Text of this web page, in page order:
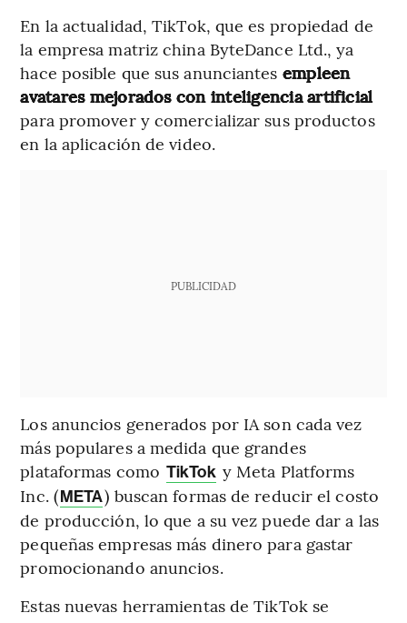
En la actualidad, TikTok, que es propiedad de
la empresa matriz china ByteDance Ltd., ya
hace posible que sus anunciantes empleen
avatares mejorados con inteligencia artificial
para promover y comercializar sus productos
en la aplicación de video.
PUBLICIDAD
Los anuncios generados por IA son cada vez
más populares a medida que grandes
plataformas como TikTok y Meta Platforms
Inc. (META) buscan formas de reducir el costo
de producción, lo que a su vez puede dar a las
pequeñas empresas más dinero para gastar
promocionando anuncios.
Estas nuevas herramientas de TikTok se